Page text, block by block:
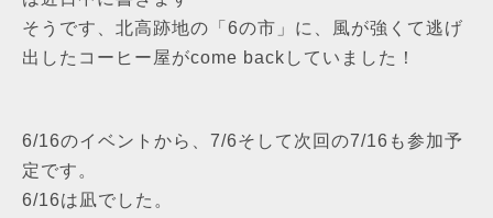
そうです、北高跡地の「6の市」に、風が強くて逃げ
出したコーヒー屋がcome backしていました！
6/16のイベントから、7/6そして次回の7/16も参加予
定です。
6/16は凪でした。